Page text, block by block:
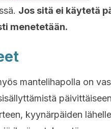
Jos sitä ei käytetä
menetetään.
mantelihapolla on
kyynärpäiden